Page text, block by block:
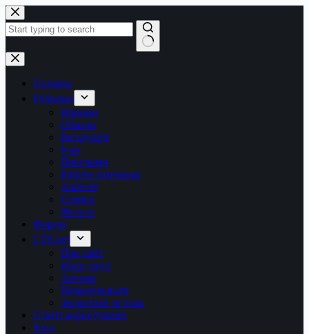
Перейти
до
вмісту
Немає
результатів
Головна
Рубрики
Новини
Обзори
Інструкції
Ігри
Програми
Робоче оточення
Android
Сервер
Железо
Форум
LTB.net
Про сайт
Наші друзі
Автори
Пожертвувати
Зворотній зв’язок
Статті користувачів
Вхід